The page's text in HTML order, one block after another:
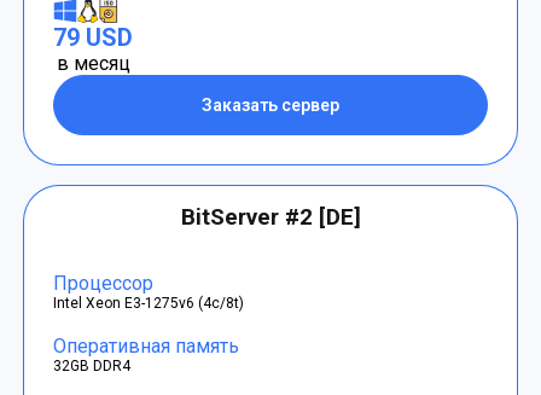
79 USD
в месяц
Заказать сервер
BitServer #2 [DE]
Процессор
Intel Xeon E3-1275v6 (4c/8t)
Оперативная память
32GB DDR4